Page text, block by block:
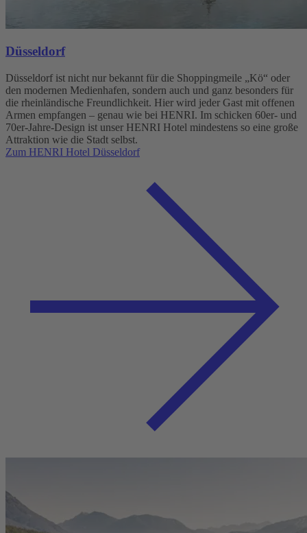
Düsseldorf
Düsseldorf ist nicht nur bekannt für die Shoppingmeile „Kö“ oder
den modernen Medienhafen, sondern auch und ganz besonders für
die rheinländische Freundlichkeit. Hier wird jeder Gast mit offenen
Armen empfangen – genau wie bei HENRI. Im schicken 60er- und
70er-Jahre-Design ist unser HENRI Hotel mindestens so eine große
Attraktion wie die Stadt selbst.
Zum HENRI Hotel Düsseldorf